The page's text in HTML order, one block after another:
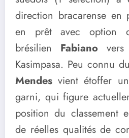
direction bracarense en
en prêt avec option
brésilien Fabiano
Kasimpasa. Peu connu
Mendes vient étoffer
garni, qui figure
position du classement
de réelles qualités de